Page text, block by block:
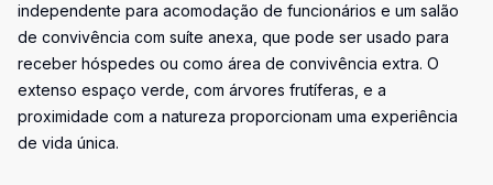
independente para acomodação de funcionários e um salão
de convivência com suíte anexa, que pode ser usado para
receber hóspedes ou como área de convivência extra. O
extenso espaço verde, com árvores frutíferas, e a
proximidade com a natureza proporcionam uma experiência
de vida única.